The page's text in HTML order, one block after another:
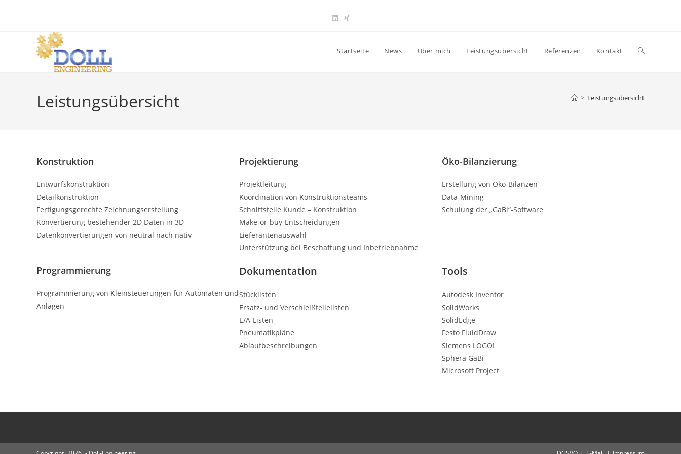
Startseite News Über mich Leistungsübersicht Referenzen Kontakt Website-
Leistungsübersicht > Leistungsübersicht
Konstruktion
Entwurfskonstruktion
Detailkonstruktion
Fertigungsgerechte Zeichnungserstellung
Konvertierung bestehender 2D Daten in 3D
Datenkonvertierungen von neutral nach nativ
Projektierung
Projektleitung
Koordination von Konstruktionsteams
Schnittstelle Kunde – Konstruktion
Make-or-buy-Entscheidungen
Lieferantenauswahl
Unterstützung bei Beschaffung und Inbetriebnahme
Öko-Bilanzierung
Erstellung von Öko-Bilanzen
Data-Mining
Schulung der „GaBi“-Software
Programmierung
Programmierung von Kleinsteuerungen für Automaten und
Anlagen
Dokumentation
Stücklisten
Ersatz- und Verschleißteilelisten
E/A-Listen
Pneumatikpläne
Ablaufbeschreibungen
Tools
Autodesk Inventor
SolidWorks
SolidEdge
Festo FluidDraw
Siemens LOGO!
Sphera GaBi
Microsoft Project